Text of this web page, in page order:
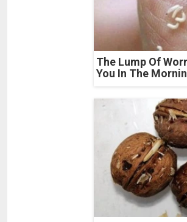
The Lump Of
You In The